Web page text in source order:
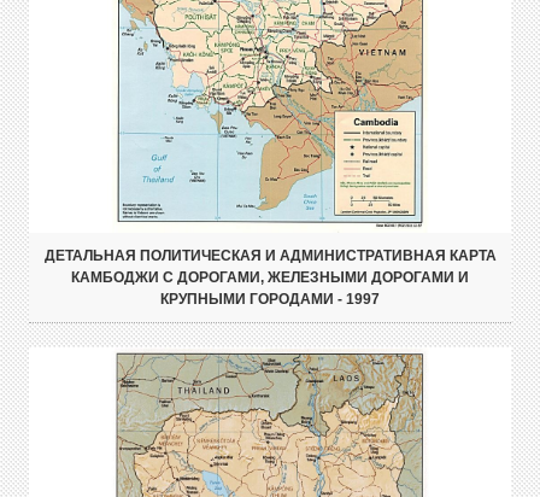
ДЕТАЛЬНАЯ ПОЛИТИЧЕСКАЯ И АДМИНИСТРАТИВНАЯ КАРТА
КАМБОДЖИ С ДОРОГАМИ, ЖЕЛЕЗНЫМИ ДОРОГАМИ И
КРУПНЫМИ ГОРОДАМИ - 1997